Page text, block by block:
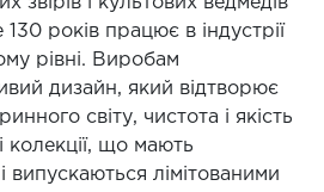
років працює в індустрії
рівні. Виробам
дизайн, який відтворює
світу, чистота і якість
колекції, що мають
випускаються лімітованими